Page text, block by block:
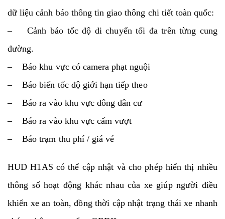
dữ liệu cảnh báo thông tin giao thông chi tiết toàn quốc:
– Cảnh báo tốc độ di chuyển tối đa trên từng cung
đường.
– Báo khu vực có camera phạt nguội
– Báo biến tốc độ giới hạn tiếp theo
– Báo ra vào khu vực đông dân cư
– Báo ra vào khu vực cấm vượt
– Báo trạm thu phí / giá vé
HUD H1AS có thể cập nhật và cho phép hiển thị nhiều
thông số hoạt động khác nhau của xe giúp người điều
khiển xe an toàn, đồng thời cập nhật trạng thái xe nhanh